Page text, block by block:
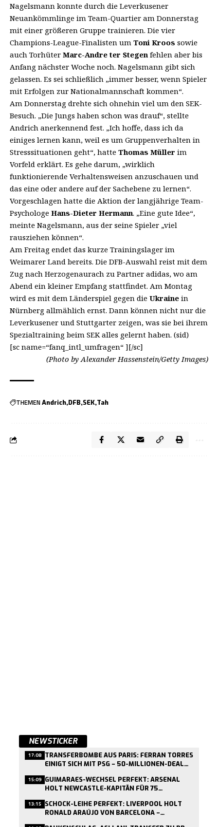
Nagelsmann konnte durch die Leverkusener
Neuankömmlinge im Team-Quartier am Donnerstag
mit einer größeren Gruppe trainieren. Die vier
Champions-League-Finalisten um Toni Kroos sowie
auch Torhüter Marc-Andre ter Stegen fehlen aber bis
Anfang nächster Woche noch. Nagelsmann gibt sich
gelassen. Es sei schließlich „immer besser, wenn Spieler
mit Erfolgen zur Nationalmannschaft kommen“.
Am Donnerstag drehte sich ohnehin viel um den SEK-
Besuch. „Die Jungs haben schon was drauf“, stellte
Andrich anerkennend fest. „Ich hoffe, dass ich da
einiges lernen kann, weil es um Gruppenverhalten in
Stresssituationen geht“, hatte Thomas Müller im
Vorfeld erklärt. Es gehe darum, „wirklich
funktionierende Verhaltensweisen anzuschauen und
das eine oder andere auf der Sachebene zu lernen“.
Vorgeschlagen hatte die Aktion der langjährige Team-
Psychologe Hans-Dieter Hermann. „Eine gute Idee“,
meinte Nagelsmann, aus der seine Spieler „viel
rausziehen können“.
Am Freitag endet das kurze Trainingslager im
Weimarer Land bereits. Die DFB-Auswahl reist mit dem
Zug nach Herzogenaurach zu Partner adidas, wo am
Abend ein kleiner Empfang stattfindet. Am Montag
wird es mit dem Länderspiel gegen die Ukraine in
Nürnberg allmählich ernst. Dann können nicht nur die
Leverkusener und Stuttgarter zeigen, was sie bei ihrem
Spezialtraining beim SEK alles gelernt haben. (sid)
[sc name=“fanq_intl_umfragen“ ][/sc]
(Photo by Alexander Hassenstein/Getty Images)
THEMENAndrich DFB SEK Tah
NEWSTICKER
17:08 TRANSFERBOMBE AUS PARIS: FERRAN TORRES
EINIGT SICH MIT PSG – 50-MILLIONEN-DEAL
15:09 GUIMARAES-WECHSEL PERFEKT: ARSENAL
HOLT NEWCASTLE-KAPITÄN FÜR 75
13:15 SCHOCK-LEIHE PERFEKT: LIVERPOOL HOLT
RONALD ARAÚJO VON BARCELONA –